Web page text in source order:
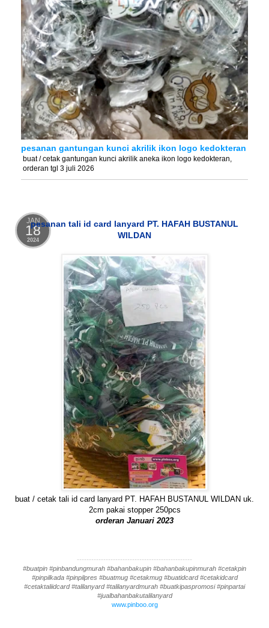
pesanan gantungan kunci akrilik ikon logo kedokteran
buat / cetak gantungan kunci akrilik aneka ikon logo kedokteran,
orderan tgl 3 juli 2026
JAN
18
2024
pesanan tali id card lanyard PT. HAFAH BUSTANUL
WILDAN
buat / cetak tali id card lanyard PT. HAFAH BUSTANUL WILDAN uk.
2cm pakai stopper 250pcs
orderan Januari 2023
------------------------------------------------
#buatpin #pinbandungmurah #bahanbakupin #bahanbakupinmurah #cetakpin
#pinpilkada #pinpilpres #buatmug #cetakmug #buatidcard #cetakidcard
#cetaktaliidcard #talilanyard #talilanyardmurah #buatkipaspromosi #pinpartai
#jualbahanbakutalilanyard
www.pinboo.org